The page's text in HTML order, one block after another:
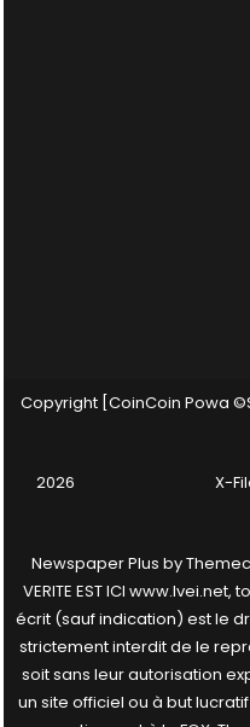
Copyright [CoinCoin Powa
2026 X-
Newspaper Plus by
VERITE EST ICI
écrit (sauf indication) est le
strictement interdit de le
soit sans leur autorisation
un site officiel ou à but